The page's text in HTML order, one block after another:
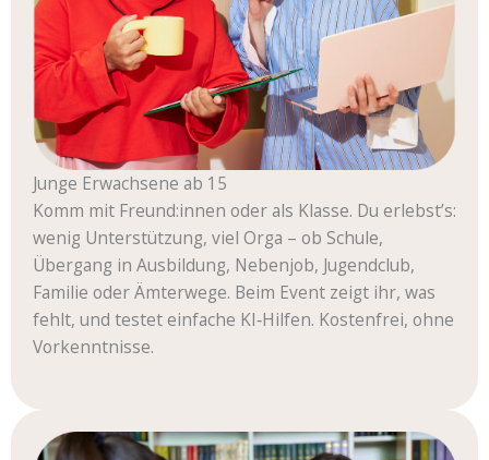
Junge Erwachsene ab 15
Komm mit Freund:innen oder als Klasse. Du erlebst’s:
wenig Unterstützung, viel Orga – ob Schule,
Übergang in Ausbildung, Nebenjob, Jugendclub,
Familie oder Ämterwege. Beim Event zeigt ihr, was
fehlt, und testet einfache KI‑Hilfen. Kostenfrei, ohne
Vorkenntnisse.